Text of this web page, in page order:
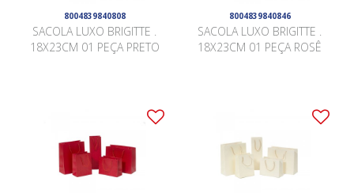
8004839840808
SACOLA LUXO BRIGITTE .
18X23CM 01 PEÇA PRETO
8004839840846
SACOLA LUXO BRIGITTE .
18X23CM 01 PEÇA ROSÊ